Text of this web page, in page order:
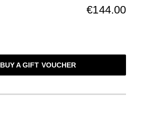
€144.00
BUY A GIFT VOUCHER